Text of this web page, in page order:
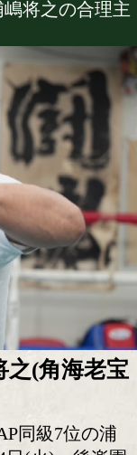
ランキング
。浦嶋将之
グ